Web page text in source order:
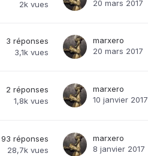
2k vues
20 mars 2017
3 réponses
3,1k vues
marxero
20 mars 2017
2 réponses
1,8k vues
marxero
10 janvier 2017
93 réponses
28,7k vues
marxero
8 janvier 2017